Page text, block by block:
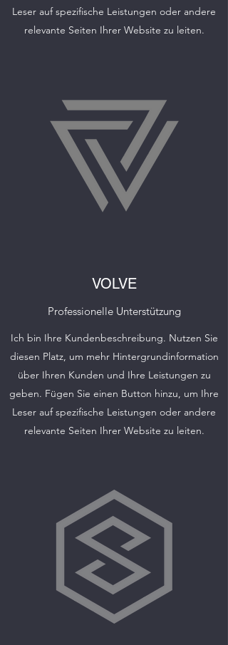
Leser auf spezifische Leistungen oder andere
relevante Seiten Ihrer Website zu leiten.
VOLVE
Professionelle Unterstützung
Ich bin Ihre Kundenbeschreibung. Nutzen Sie
diesen Platz, um mehr Hintergrundinformation
über Ihren Kunden und Ihre Leistungen zu
geben. Fügen Sie einen Button hinzu, um Ihre
Leser auf spezifische Leistungen oder andere
relevante Seiten Ihrer Website zu leiten.